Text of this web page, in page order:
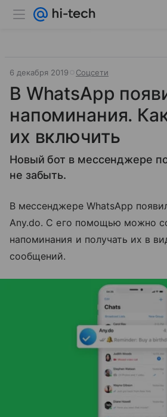
6 декабря 2019 Соцсети
В WhatsApp
напоминания.
их включить
Новый бот в мессенджере
не забыть.
В мессенджере WhatsApp
Any.do. С его помощью можно
напоминания и получать их в
сообщений.